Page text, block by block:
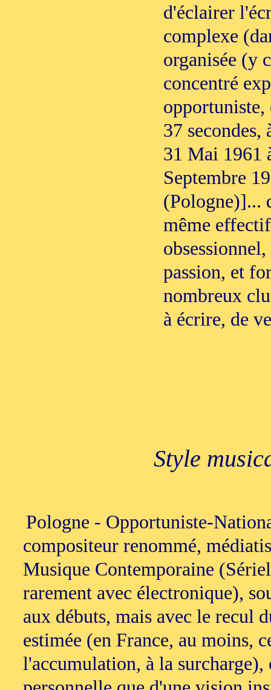
d'éclairer
complexe
organisée (y
concentré
37
31 Mai 1961
Septembre
(Pologne)]...
même
passion, et
nombreux
à écrire, de
Style
Pologne - Opportuniste-
compositeur renommé,
Musique Contemporaine
rarement avec électronique),
aux débuts, mais avec le recul
estimée (en France, au moins,
l'accumulation, à la surcharge),